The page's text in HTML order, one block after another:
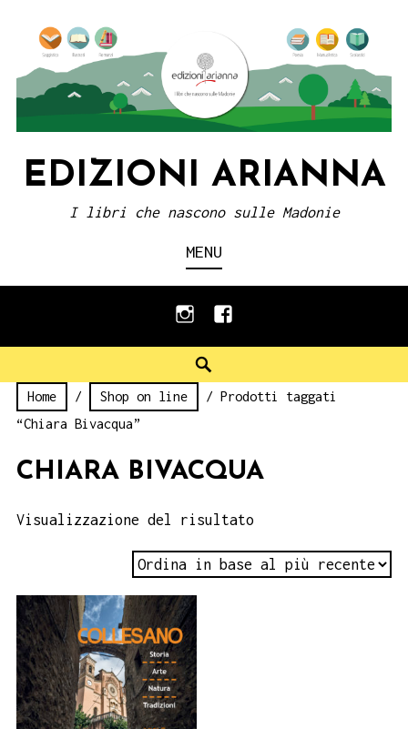
content
EDIZIONI ARIANNA
I libri che nascono sulle Madonie
MENU
instagramfacebook
Home / Shop on line
/ Prodotti taggati
“Chiara Bivacqua”
CHIARA BIVACQUA
Visualizzazione del risultato